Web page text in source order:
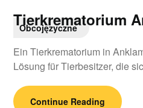
Obcojęzyczne
Tierkrematorium
Ein Tierkrematorium in
Lösung für Tierbesitzer, die
Continue Reading